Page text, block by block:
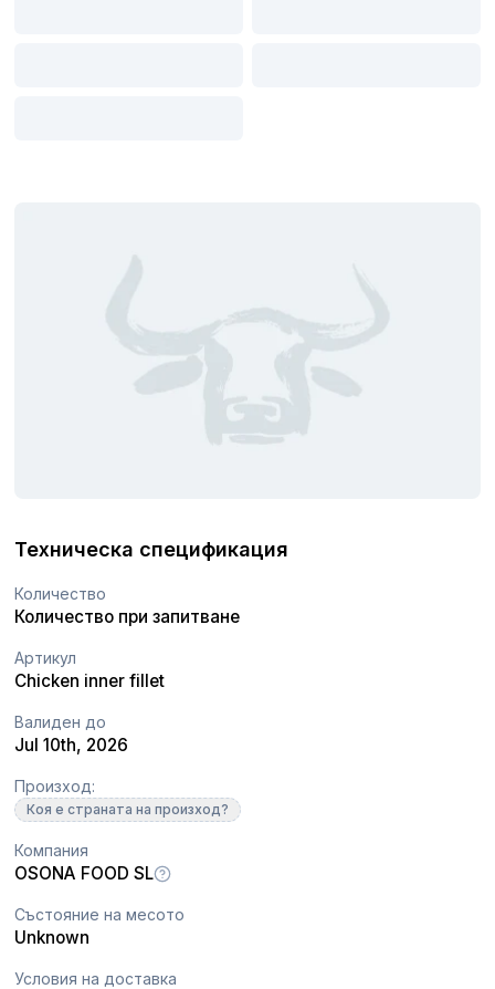
Техническа спецификация
Количество
Количество при запитване
Артикул
Chicken inner fillet
Валиден до
Jul 10th, 2026
Произход:
Коя е страната на произход?
Компания
OSONA FOOD SL
Състояние на месото
Unknown
Условия на доставка